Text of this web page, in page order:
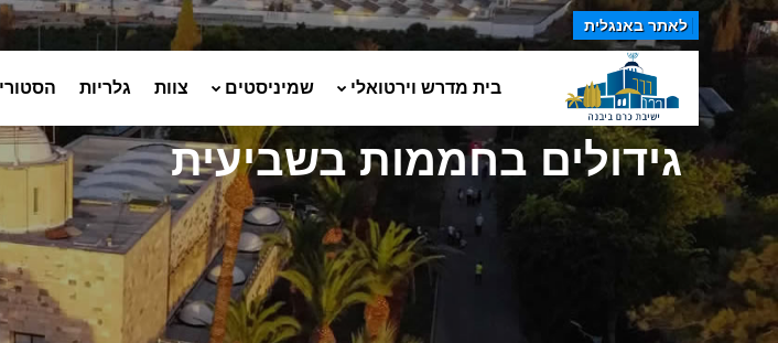
לאתר באנגלית
בית מדרש וירטואלי שמיניסטים צוות גלריות
גידולים בחממות בשביעית